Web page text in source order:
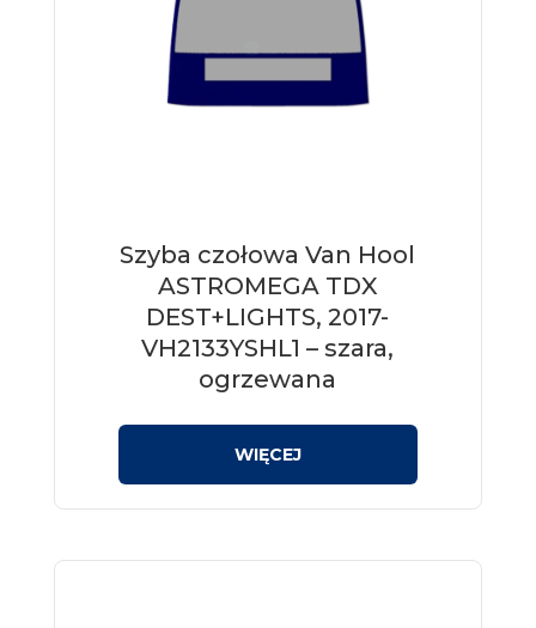
Szyba czołowa Van Hool
ASTROMEGA TDX
DEST+LIGHTS, 2017-
VH2133YSHL1 – szara,
ogrzewana